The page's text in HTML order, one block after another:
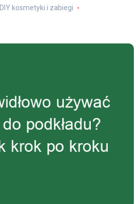
DIY kosmetyki i zabiegi